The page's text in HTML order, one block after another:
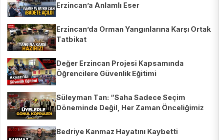
Erzincan’a Anlamlı Eser
Erzincan’da Orman Yangınlarına Karşı Ortak
Tatbikat
Değer Erzincan Projesi Kapsamında
Öğrencilere Güvenlik Eğitimi
Süleyman Tan: “Saha Sadece Seçim
Döneminde Değil, Her Zaman Önceliğimiz
Bedriye Kanmaz Hayatını Kaybetti